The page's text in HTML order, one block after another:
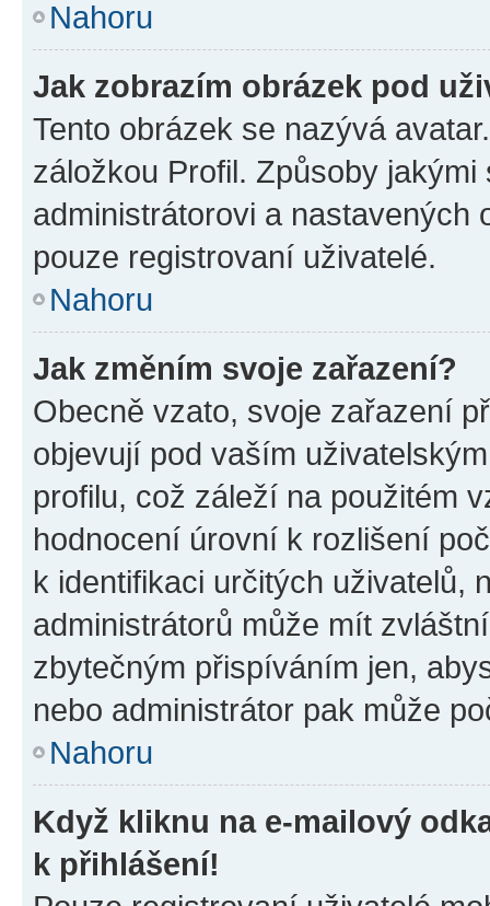
Nahoru
Jak zobrazím obrázek pod
Tento obrázek se nazývá
záložkou Profil. Způsoby
administrátorovi a nastavených
pouze registrovaní uživatelé.
Nahoru
Jak změním svoje zařazení?
Obecně vzato, svoje zařazení
objevují pod vaším
profilu, což záleží na použitém
hodnocení úrovní k rozlišení
k identifikaci určitých uživatelů,
administrátorů může mít
zbytečným přispíváním jen,
nebo administrátor pak může
Nahoru
Když kliknu na e-mailový
k přihlášení!